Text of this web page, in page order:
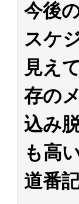
今後
スケ
見え
存の
込み
も高
道番記